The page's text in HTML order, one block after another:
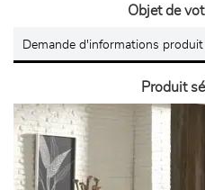
Objet de
Produit